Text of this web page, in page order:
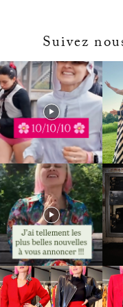
Suivez